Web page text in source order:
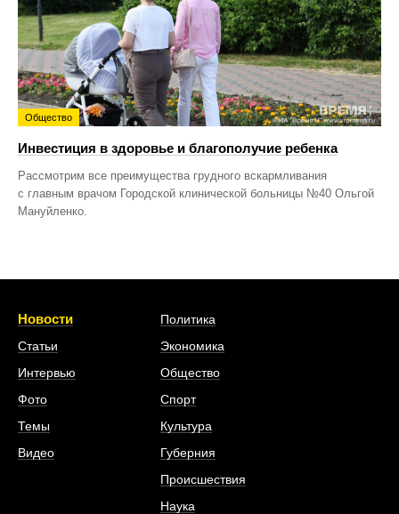
Общество
Инвестиция в здоровье и благополучие ребенка
Рассмотрим все преимущества грудного вскармливания
с главным врачом Городской клинической больницы №40 Ольгой
Мануйленко.
Новости
Статьи
Интервью
Фото
Темы
Видео
Политика
Экономика
Общество
Спорт
Культура
Губерния
Происшествия
Наука